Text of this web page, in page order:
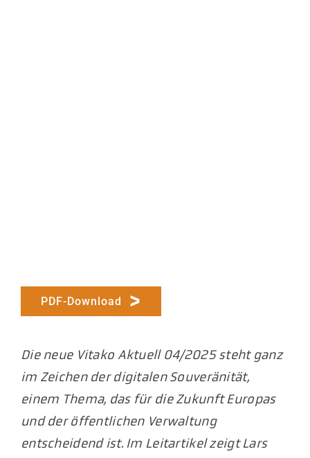
PDF-Download
Die neue Vitako Aktuell 04/2025 steht ganz
im Zeichen der digitalen Souveränität,
einem Thema, das für die Zukunft Europas
und der öffentlichen Verwaltung
entscheidend ist. Im Leitartikel zeigt Lars